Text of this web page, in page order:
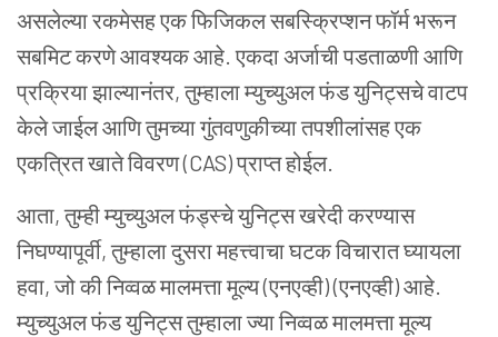
असलेल्या रकमेसह एक फिजिकल सबस्क्रिप्शन फॉर्म भरून
सबमिट करणे आवश्यक आहे. एकदा अर्जाची पडताळणी आणि
प्रक्रिया झाल्यानंतर, तुम्हाला म्युच्युअल फंड युनिट्सचे वाटप
केले जाईल आणि तुमच्या गुंतवणुकीच्या तपशीलांसह एक
एकत्रित खाते विवरण (CAS) प्राप्त होईल.
आता, तुम्ही म्युच्युअल फंड्स्चे युनिट्स खरेदी करण्यास
निघण्यापूर्वी, तुम्हाला दुसरा महत्त्वाचा घटक विचारात घ्यायला
हवा, जो की निव्वळ मालमत्ता मूल्य (एनएव्ही) (एनएव्ही) आहे.
म्युच्युअल फंड युनिट्स तुम्हाला ज्या निव्वळ मालमत्ता मूल्य